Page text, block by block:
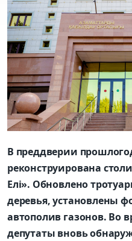
В преддверии
реконструирована
Елі». Обновлено
деревья, установлены
автополив газонов. Во
депутаты вновь